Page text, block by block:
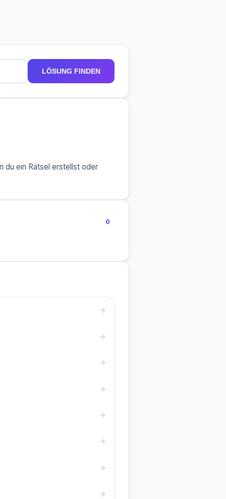
LÖSUNG FINDEN
du ein Rätsel erstellst oder
0
→
→
→
→
→
→
→
→